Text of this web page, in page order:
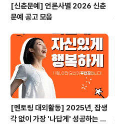
[신춘문예] 언론사별 2026 신춘
문예 공고 모음
[멘토링 대외활동] 2025년, 잡생
각 없이 가장 '나답게' 성공하는 법